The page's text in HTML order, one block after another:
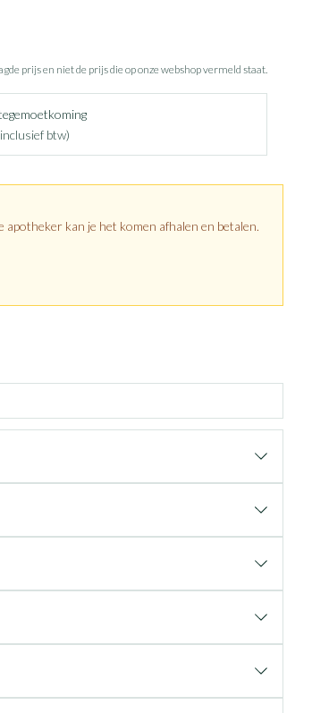
prijs en niet de prijs die op onze webshop vermeld staat.
btw)
kan je het komen afhalen en betalen.